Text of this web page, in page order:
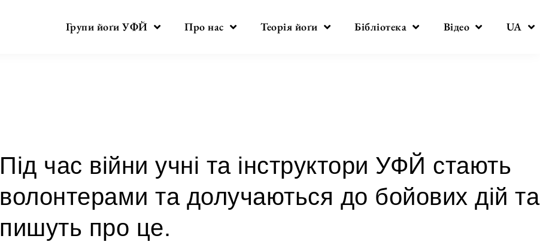
Групи йоґи УФЙ Про нас Теорія йоґи Бібліотека Відео UA
Під час війни учні та інструктори УФЙ стають
волонтерами та долучаються до бойових дій та
пишуть про це.